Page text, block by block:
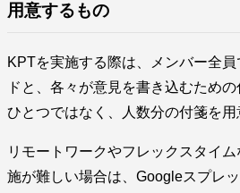
用意するもの
KPTを実施する際は、メンバー全
ドと、各々が意見を書き込むため
ひとつではなく、人数分の付箋を用
リモートワークやフレックスタイ
施が難しい場合は、Googleスプレ